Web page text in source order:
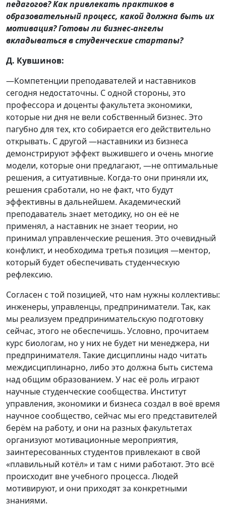
педагогов? Как привлекать практиков в
образовательный процесс, какой должна быть их
мотивация? Готовы ли бизнес-ангелы
вкладываться в студенческие стартапы?
Д. Кувшинов:
—Компетенции преподавателей и наставников
сегодня недостаточны. С одной стороны, это
профессора и доценты факультета экономики,
которые ни дня не вели собственный бизнес. Это
пагубно для тех, кто собирается его действительно
открывать. С другой —наставники из бизнеса
демонстрируют эффект выжившего и очень многие
модели, которые они предлагают, —не оптимальные
решения, а ситуативные. Когда-то они приняли их,
решения сработали, но не факт, что будут
эффективны в дальнейшем. Академический
преподаватель знает методику, но он её не
применял, а наставник не знает теории, но
принимал управленческие решения. Это очевидный
конфликт, и необходима третья позиция —ментор,
который будет обеспечивать студенческую
рефлексию.
Согласен с той позицией, что нам нужны коллективы:
инженеры, управленцы, предприниматели. Так, как
мы реализуем предпринимательскую подготовку
сейчас, этого не обеспечишь. Условно, прочитаем
курс биологам, но у них не будет ни менеджера, ни
предпринимателя. Такие дисциплины надо читать
междисциплинарно, либо это должна быть система
над общим образованием. У нас её роль играют
научные студенческие сообщества. Институт
управления, экономики и бизнеса создал в воё время
научное сообщество, сейчас мы его представителей
берём на работу, и они на разных факультетах
организуют мотивационные мероприятия,
заинтересованных студентов привлекают в свой
«плавильный котёл» и там с ними работают. Это всё
происходит вне учебного процесса. Людей
мотивируют, и они приходят за конкретными
знаниями.